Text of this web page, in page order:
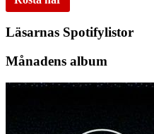
Läsarnas Spotifylistor
Månadens album